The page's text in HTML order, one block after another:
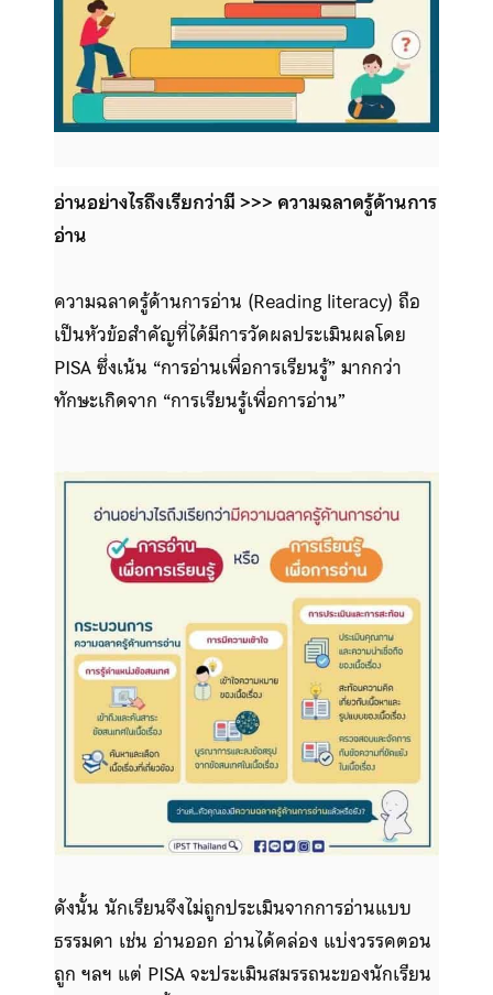
อ่านอย่างไรถึงเรียกว่ามี >>> ความฉลาดรู้ด้านการ
อ่าน
ความฉลาดรู้ด้านการอ่าน (Reading literacy) ถือ
เป็นหัวข้อสำคัญที่ได้มีการวัดผลประเมินผลโดย
PISA ซึ่งเน้น “การอ่านเพื่อการเรียนรู้” มากกว่า
ทักษะเกิดจาก “การเรียนรู้เพื่อการอ่าน”
ดังนั้น นักเรียนจึงไม่ถูกประเมินจากการอ่านแบบ
ธรรมดา เช่น อ่านออก อ่านได้คล่อง แบ่งวรรคตอน
ถูก ฯลฯ แต่ PISA จะประเมินสมรรถนะของนักเรียน